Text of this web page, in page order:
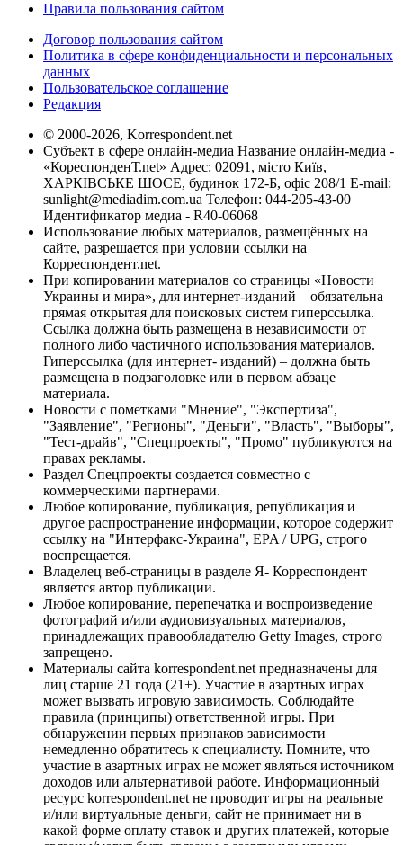
Правила пользования сайтом
Договор пользования сайтом
Политика в сфере конфиденциальности и персональных
данных
Пользовательское соглашение
Редакция
© 2000-2026, Korrespondent.net
Субъект в сфере онлайн-медиа Название онлайн-медиа -
«КореспонденТ.net» Адрес: 02091, місто Київ,
ХАРКІВСЬКЕ ШОСЕ, будинок 172-Б, офіс 208/1 E-mail:
sunlight@mediadim.com.ua Телефон: 044-205-43-00
Идентификатор медиа - R40-06068
Использование любых материалов, размещённых на
сайте, разрешается при условии ссылки на
Корреспондент.net.
При копировании материалов со страницы «Новости
Украины и мира», для интернет-изданий – обязательна
прямая открытая для поисковых систем гиперссылка.
Ссылка должна быть размещена в независимости от
полного либо частичного использования материалов.
Гиперссылка (для интернет- изданий) – должна быть
размещена в подзаголовке или в первом абзаце
материала.
Новости с пометками "Мнение", "Экспертиза",
"Заявление", "Регионы", "Деньги", "Власть", "Выборы",
"Тест-драйв", "Спецпроекты", "Промо" публикуются на
правах рекламы.
Раздел Спецпроекты создается совместно с
коммерческими партнерами.
Любое копирование, публикация, републикация и
другое распространение информации, которое содержит
ссылку на "Интерфакс-Украина", EPA / UPG, строго
воспрещается.
Владелец веб-страницы в разделе Я- Корреспондент
является автор публикации.
Любое копирование, перепечатка и воспроизведение
фотографий и/или аудиовизуальных материалов,
принадлежащих правообладателю Getty Images, строго
запрещено.
Материалы сайта korrespondent.net предназначены для
лиц старше 21 года (21+). Участие в азартных играх
может вызвать игровую зависимость. Соблюдайте
правила (принципы) ответственной игры. При
обнаружении первых признаков зависимости
немедленно обратитесь к специалисту. Помните, что
участие в азартных играх не может являться источником
доходов или альтернативой работе. Информационный
ресурс korrespondent.net не проводит игры на реальные
и/или виртуальные деньги, сайт не принимает ни в
какой форме оплату ставок и других платежей, которые